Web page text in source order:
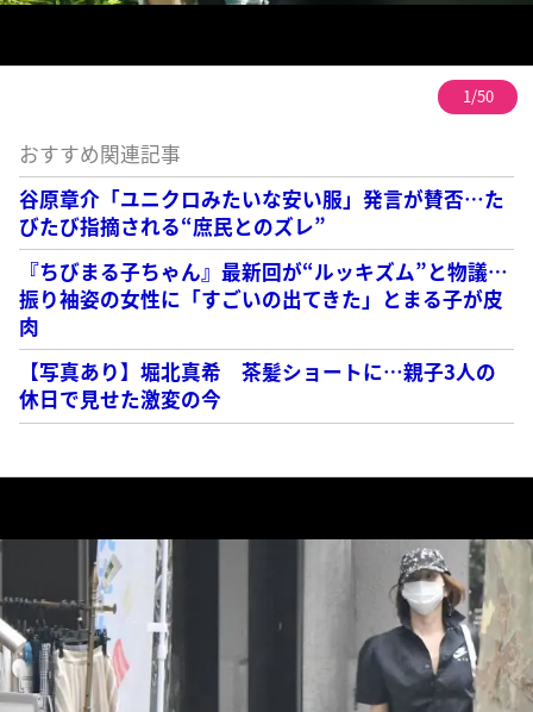
1/50
おすすめ関連記事
谷原章介「ユニクロみたいな安い服」発言が賛否…た
びたび指摘される“庶民とのズレ”
『ちびまる子ちゃん』最新回が“ルッキズム”と物議…
振り袖姿の女性に「すごいの出てきた」とまる子が皮
肉
【写真あり】堀北真希 茶髪ショートに…親子3人の
休日で見せた激変の今